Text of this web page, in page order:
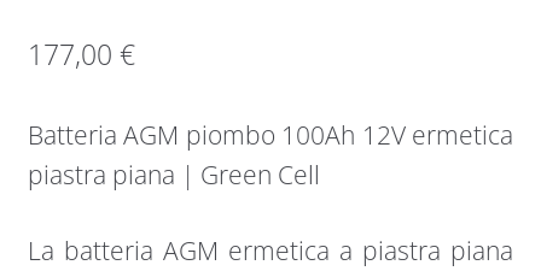
177,00 €
Batteria AGM piombo 100Ah 12V ermetica
piastra piana | Green Cell
La batteria AGM ermetica a piastra piana